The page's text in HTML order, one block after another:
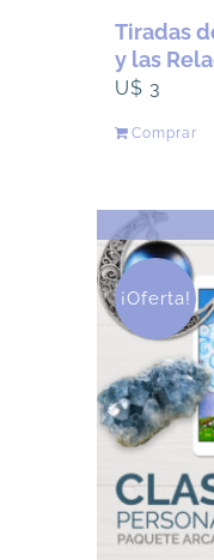
Tiradas
y las
U$ 3
Comprar
¡Oferta!